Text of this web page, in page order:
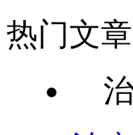
热门文章
治